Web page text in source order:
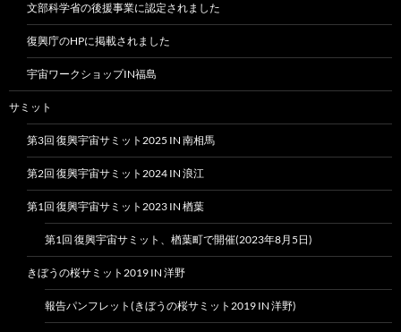
文部科学省の後援事業に認定されました
復興庁のHPに掲載されました
宇宙ワークショップIN福島
サミット
第3回 復興宇宙サミット2025 IN 南相馬
第2回 復興宇宙サミット2024 IN 浪江
第1回 復興宇宙サミット2023 IN 楢葉
第1回 復興宇宙サミット、楢葉町で開催(2023年8月5日)
きぼうの桜サミット2019 IN 洋野
報告パンフレット(きぼうの桜サミット2019 IN 洋野)